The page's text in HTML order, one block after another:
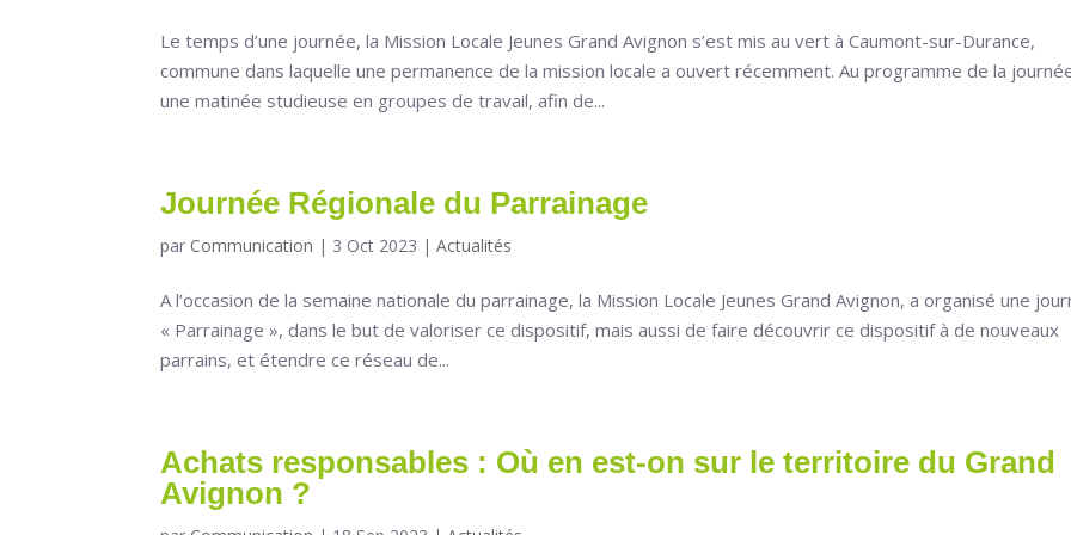
Le temps d’une journée, la Mission Locale Jeunes Grand Avignon s’est mis au vert à Caumont-sur-Durance,
commune dans laquelle une permanence de la mission locale a ouvert récemment. Au programme de la
une matinée studieuse en groupes de travail, afin de...
Journée Régionale du Parrainage
par Communication | 3 Oct 2023 |Actualités
A l’occasion de la semaine nationale du parrainage, la Mission Locale Jeunes Grand Avignon, a organisé une
« Parrainage », dans le but de valoriser ce dispositif, mais aussi de faire découvrir ce dispositif à de nouveaux
parrains, et étendre ce réseau de...
Achats responsables : Où en est-on sur le territoire du Grand
Avignon ?